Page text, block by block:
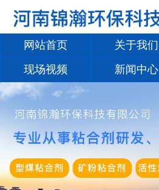
网站首页 关于我们
现场视频
新闻中心